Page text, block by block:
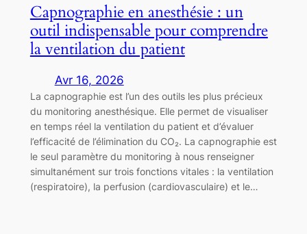
Capnographie en anesthésie : un
outil indispensable pour comprendre
la ventilation du patient
Avr 16, 2026
La capnographie est l’un des outils les plus précieux
du monitoring anesthésique. Elle permet de visualiser
en temps réel la ventilation du patient et d’évaluer
l’efficacité de l’élimination du CO₂. La capnographie est
le seul paramètre du monitoring à nous renseigner
simultanément sur trois fonctions vitales : la ventilation
(respiratoire), la perfusion (cardiovasculaire) et le…